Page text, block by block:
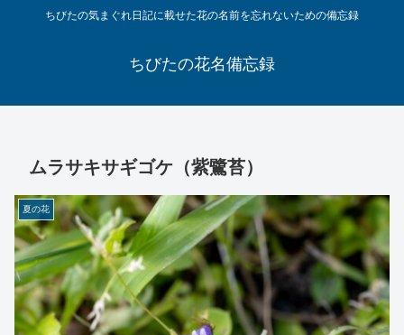
ちびたの気まぐれ日記に載せた花の名前を忘れないための備忘録
ちびたの花名備忘録
ムラサキサギゴケ（紫鷺苔）
夏の花